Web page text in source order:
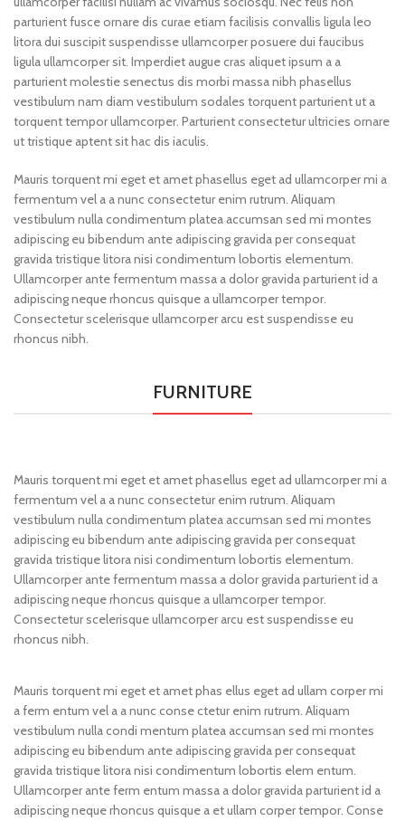
parturient fusce ornare dis curae etiam facilisis convallis ligula leo
litora dui suscipit suspendisse ullamcorper posuere dui faucibus
ligula ullamcorper sit. Imperdiet augue cras aliquet ipsum a a
parturient molestie senectus dis morbi massa nibh phasellus
vestibulum nam diam vestibulum sodales torquent parturient ut a
torquent tempor ullamcorper. Parturient consectetur ultricies ornare
ut tristique aptent sit hac dis iaculis.
Mauris torquent mi eget et amet phasellus eget ad ullamcorper mi a
fermentum vel a a nunc consectetur enim rutrum. Aliquam
vestibulum nulla condimentum platea accumsan sed mi montes
adipiscing eu bibendum ante adipiscing gravida per consequat
gravida tristique litora nisi condimentum lobortis elementum.
Ullamcorper ante fermentum massa a dolor gravida parturient id a
adipiscing neque rhoncus quisque a ullamcorper tempor.
Consectetur scelerisque ullamcorper arcu est suspendisse eu
rhoncus nibh.
FURNITURE
Mauris torquent mi eget et amet phasellus eget ad ullamcorper mi a
fermentum vel a a nunc consectetur enim rutrum. Aliquam
vestibulum nulla condimentum platea accumsan sed mi montes
adipiscing eu bibendum ante adipiscing gravida per consequat
gravida tristique litora nisi condimentum lobortis elementum.
Ullamcorper ante fermentum massa a dolor gravida parturient id a
adipiscing neque rhoncus quisque a ullamcorper tempor.
Consectetur scelerisque ullamcorper arcu est suspendisse eu
rhoncus nibh.
Mauris torquent mi eget et amet phas ellus eget ad ullam corper mi
a ferm entum vel a a nunc conse ctetur enim rutrum. Aliquam
vestibulum nulla condi mentum platea accumsan sed mi montes
adipiscing eu bibendum ante adipiscing gravida per consequat
gravida tristique litora nisi condimentum lobortis elem entum.
Ullamcorper ante ferm entum massa a dolor gravida parturient id a
adipiscing neque rhoncus quisque a et ullam corper tempor. Conse